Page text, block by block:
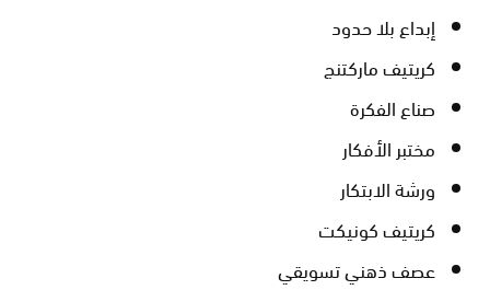
إبداع بلا حدود
كريتيف ماركتنج
صناع الفكرة
مختبر الأفكار
ورشة الابتكار
كريتيف كونيكت
عصف ذهني تسويقي